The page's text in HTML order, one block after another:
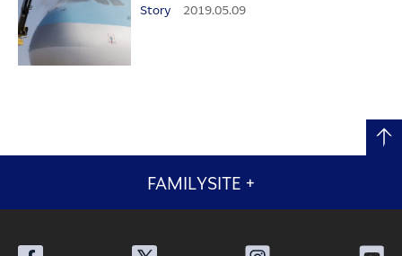
Story 2019.05.09
FAMILYSITE +